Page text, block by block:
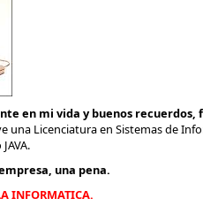
en mi vida y buenos
una Licenciatura en Sistemas de
una pena.
INFORMATICA.